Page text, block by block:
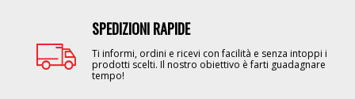
SPEDIZIONI RAPIDE
Ti informi, ordini e ricevi con facilità e senza intoppi i
prodotti scelti. Il nostro obiettivo è farti guadagnare
tempo!